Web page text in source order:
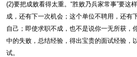
(2)要把成败看得太重。“胜败乃兵家常事”要这
成，还有下一次机会；这个单位不聘用，还有
自己；即使求职不成，也不是说你一无所获，
中的失败，总结经验，得出宝贵的面试经验，
试。